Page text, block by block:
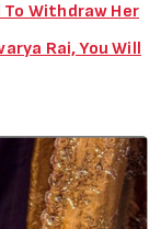
To Withdraw Her
Rai, You Will